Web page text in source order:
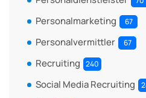
Personalmarketing 67
Personalvermittler 67
Recruiting 240
Social Media Recruiting